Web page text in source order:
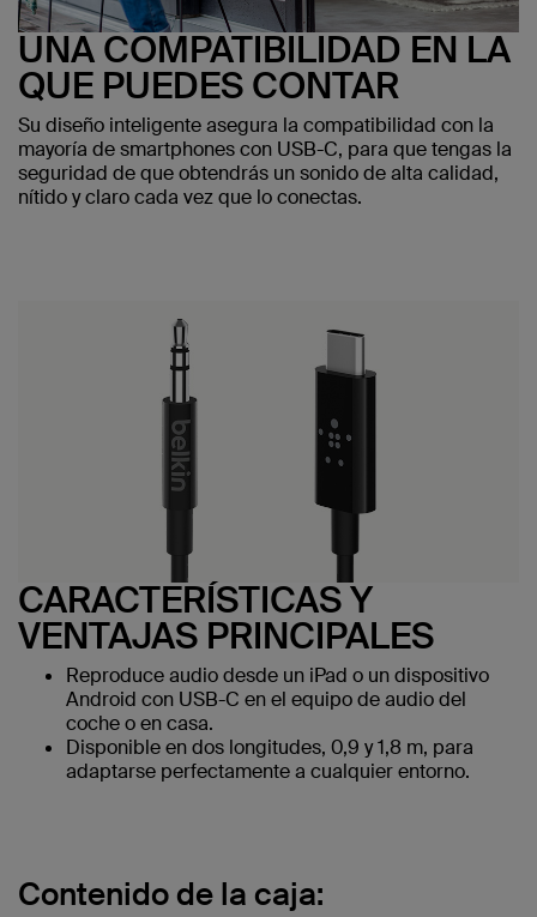
UNA COMPATIBILIDAD EN LA
QUE PUEDES CONTAR
Su diseño inteligente asegura la compatibilidad con la
mayoría de smartphones con USB-C, para que tengas la
seguridad de que obtendrás un sonido de alta calidad,
nítido y claro cada vez que lo conectas.
CARACTERÍSTICAS Y
VENTAJAS PRINCIPALES
Reproduce audio desde un iPad o un dispositivo
Android con USB-C en el equipo de audio del
coche o en casa.
Disponible en dos longitudes, 0,9 y 1,8 m, para
adaptarse perfectamente a cualquier entorno.
Contenido de la caja: